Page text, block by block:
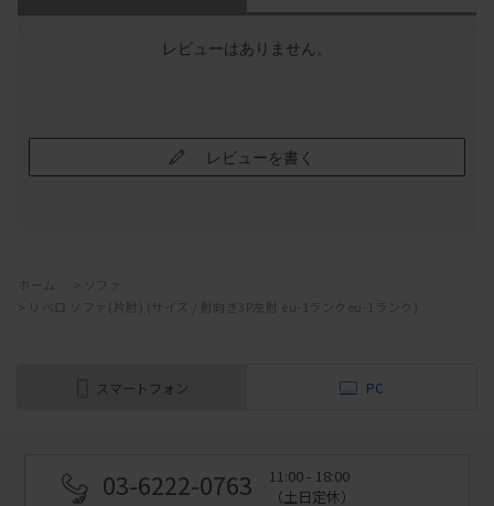
レビューはありません。
レビューを書く
ホーム
ソファ
リベロ ソファ(片肘) (サイズ / 肘向き3P左肘 eu-1ランクeu-1ランク)
スマートフォン PC
03-6222-0763
11:00 - 18:00
（土日定休）